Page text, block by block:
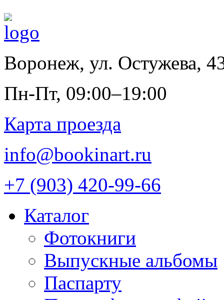
Воронеж, ул. Остужева,
Пн-Пт, 09:00–19:00
Карта проезда
info@bookinart.ru
+7 (903) 420-99-66
Каталог
Фотокниги
Выпускные альбомы
Паспарту